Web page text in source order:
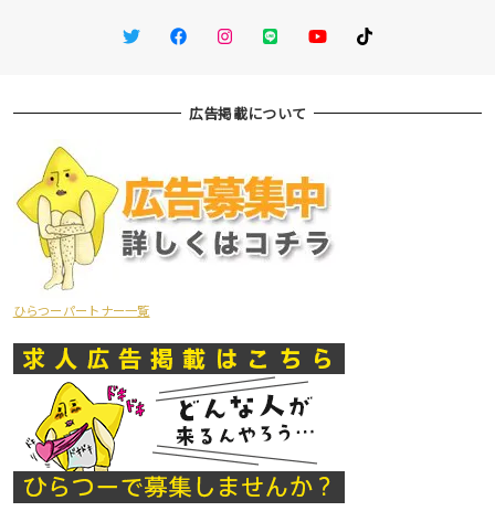
TwitterFacebookInstagram
LINE You TubeTikTok
広告掲載について
ひらつーパートナー一覧